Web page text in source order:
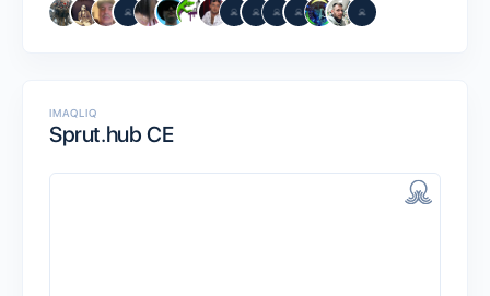
IMAQLIQ
Sprut.hub CE